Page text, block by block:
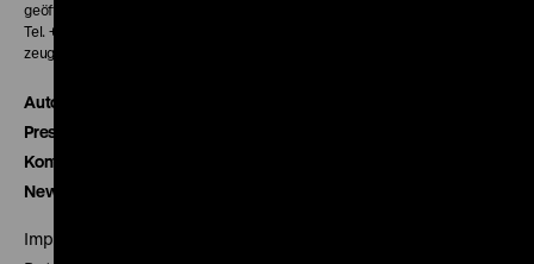
geöffnet 30 Minuten vor Beginn der ersten Vorstellung
Tel. + 49 30 20304-770
zeughauskino@dhm.de
Autor*innen
Presse
Kontakt
Newsletter
Impressum